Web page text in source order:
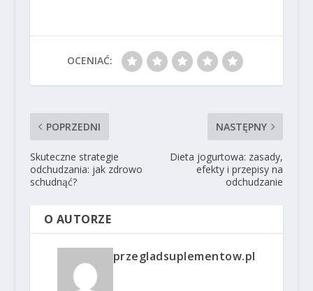
OCENIAĆ:
POPRZEDNI
Skuteczne strategie
odchudzania: jak zdrowo
schudnąć?
NASTĘPNY
Dieta jogurtowa: zasady,
efekty i przepisy na
odchudzanie
O AUTORZE
przegladsuplementow.pl